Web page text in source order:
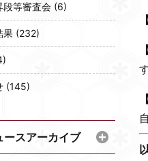
段等審査会 (6)
果 (232)
(145)
ースアーカイブ